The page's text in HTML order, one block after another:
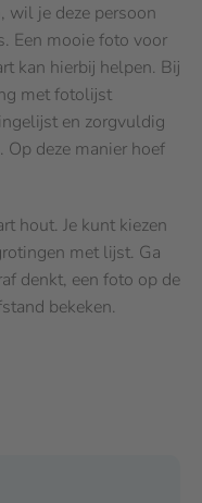
wil je deze persoon
Een mooie foto voor
kan hierbij helpen. Bij
met fotolijst
en zorgvuldig
Op deze manier hoef
hout. Je kunt kiezen
met lijst. Ga
denkt, een foto op de
bekeken.